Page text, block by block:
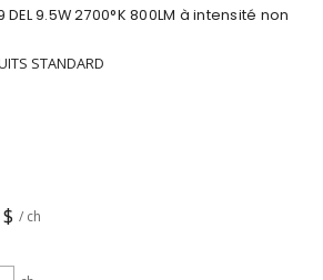
DEL 9.5W 2700°K 800LM à intensité non
STANDARD
/ ch